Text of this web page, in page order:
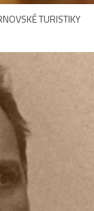
TURISTIKY